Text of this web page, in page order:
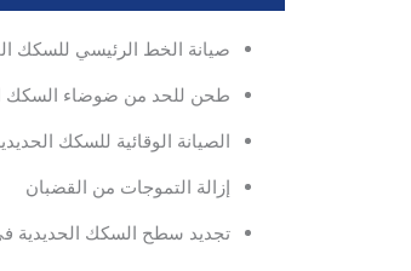
صيانة الخط الرئيسي للسكك
طحن للحد من ضوضاء السكك
الصيانة الوقائية للسكك
إزالة التموجات من القضبان
تجديد سطح السكك الحديدية